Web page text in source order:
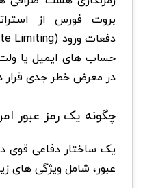
بروت فورس از
حساب های ایمیل یا
در معرض خطر جدی قرار
چگونه یک رمز عبور
یک ساختار دفاعی قوی
عبور، شامل ویژگی های